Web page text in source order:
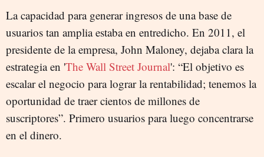
La capacidad para generar ingresos de una base de
usuarios tan amplia estaba en entredicho. En 2011, el
presidente de la empresa, John Maloney, dejaba clara la
estrategia en 'The Wall Street Journal': “El objetivo es
escalar el negocio para lograr la rentabilidad; tenemos la
oportunidad de traer cientos de millones de
suscriptores”. Primero usuarios para luego concentrarse
en el dinero.